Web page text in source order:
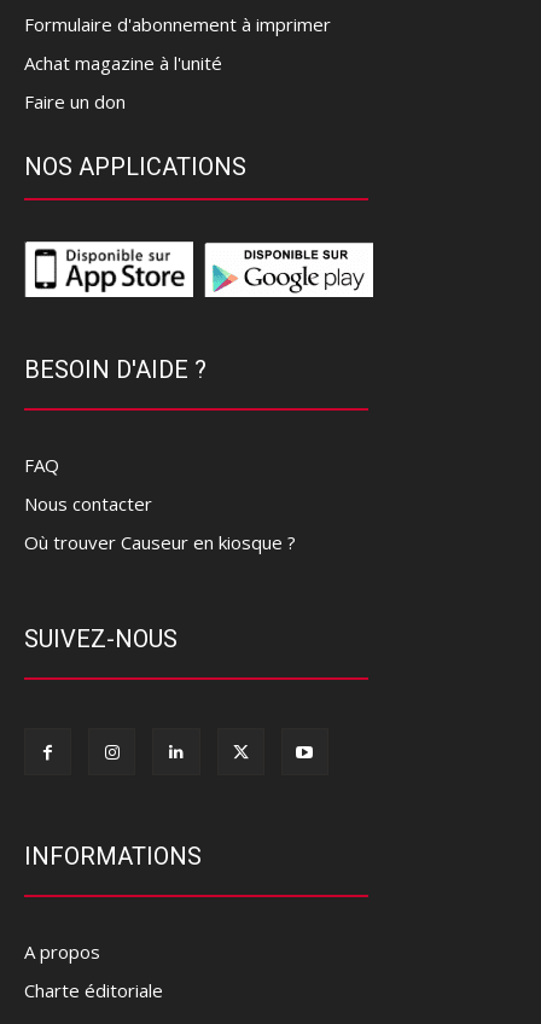
Formulaire d'abonnement à imprimer
Achat magazine à l'unité
Faire un don
NOS APPLICATIONS
BESOIN D'AIDE ?
FAQ
Nous contacter
Où trouver Causeur en kiosque ?
SUIVEZ-NOUS
INFORMATIONS
A propos
Charte éditoriale